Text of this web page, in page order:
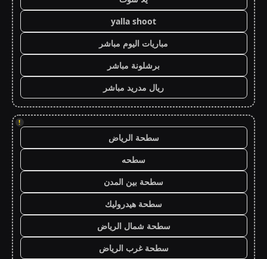
yalla shoot
مباريات اليوم مباشر
برشلونة مباشر
ريال مدريد مباشر
!
سطحة الرياض
سطحه
سطحة بين المدن
سطحة هيدروليك
سطحة شمال الرياض
سطحة غرب الرياض